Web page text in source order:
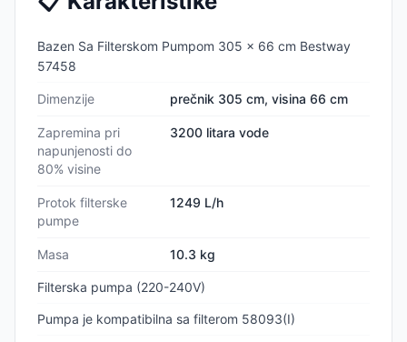
Bazen Sa Filterskom Pumpom 305 x 66 cm Bestway
57458
Dimenzije prečnik 305 cm, visina 66 cm
Zapremina pri
napunjenosti do
80% visine
3200 litara vode
Protok filterske
pumpe
1249 L/h
Masa 10.3 kg
Filterska pumpa (220-240V)
Pumpa je kompatibilna sa filterom 58093(I)